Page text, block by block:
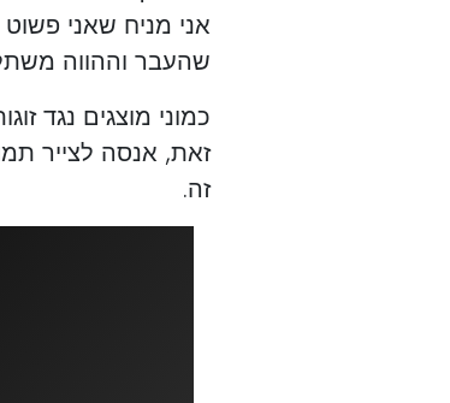
אני מניח שאני
שהעבר וההווה
זאת, אנסה לצייר
זה.